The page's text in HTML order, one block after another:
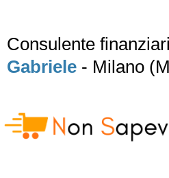
Consulente
Gabriele - Milano